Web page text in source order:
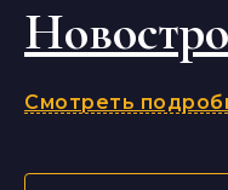
Смотреть